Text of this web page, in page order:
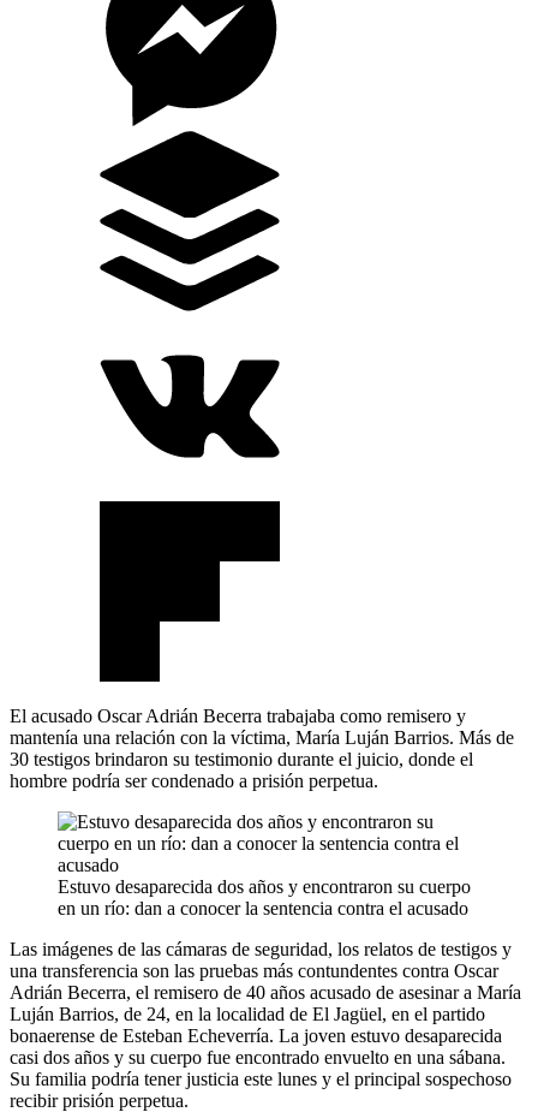
El acusado Oscar Adrián Becerra trabajaba como remisero y
mantenía una relación con la víctima, María Luján Barrios. Más de
30 testigos brindaron su testimonio durante el juicio, donde el
hombre podría ser condenado a prisión perpetua.
Estuvo desaparecida dos años y encontraron su cuerpo
en un río: dan a conocer la sentencia contra el acusado
Las imágenes de las cámaras de seguridad, los relatos de testigos y
una transferencia son las pruebas más contundentes contra Oscar
Adrián Becerra, el remisero de 40 años acusado de asesinar a María
Luján Barrios, de 24, en la localidad de El Jagüel, en el partido
bonaerense de Esteban Echeverría. La joven estuvo desaparecida
casi dos años y su cuerpo fue encontrado envuelto en una sábana.
Su familia podría tener justicia este lunes y el principal sospechoso
recibir prisión perpetua.